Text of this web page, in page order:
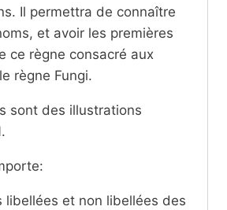
Il permettra de connaître
et avoir les premières
ce règne consacré aux
règne Fungi.
sont des illustrations
libellées et non libellées des